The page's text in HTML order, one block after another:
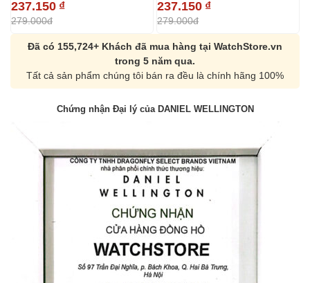
237.150 ₫
279.000đ
237.150 ₫
279.000đ
Đã có 155,724+ Khách đã mua hàng tại WatchStore.vn
trong 5 năm qua.
Tất cả sản phẩm chúng tôi bán ra đều là chính hãng 100%
Chứng nhận Đại lý của DANIEL WELLINGTON